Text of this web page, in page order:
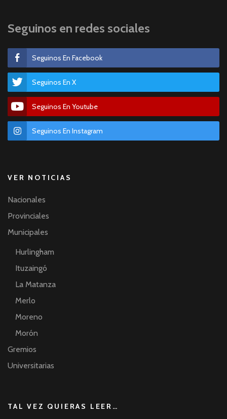
Seguinos en redes sociales
Seguinos En Facebook
Seguinos En X
Seguinos En Youtube
Seguinos En Instagram
VER NOTICIAS
Nacionales
Provinciales
Municipales
Hurlingham
Ituzaingó
La Matanza
Merlo
Moreno
Morón
Gremios
Universitarias
TAL VEZ QUIERAS LEER…